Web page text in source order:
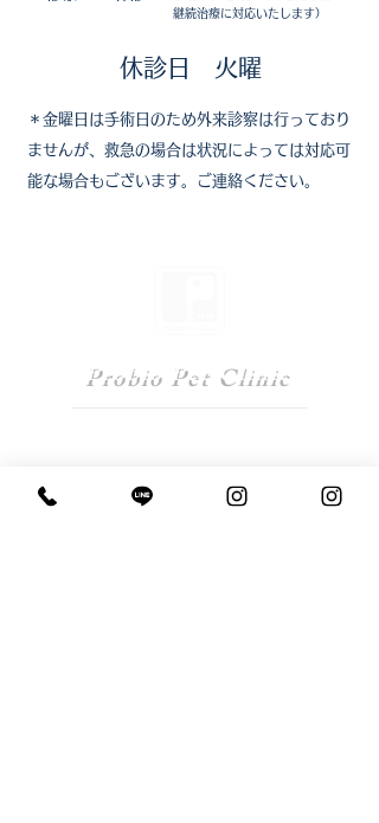
継続治療に対応いたします）
​休診日 火曜
＊金曜日は手術日のため外来診察は行っており
ませんが、​救急の場合は状況によっては対応可
能な場合もございます。ご連絡ください。
Probio Pet Clinic
〒413-0231 静岡県伊東市富戸1293-216